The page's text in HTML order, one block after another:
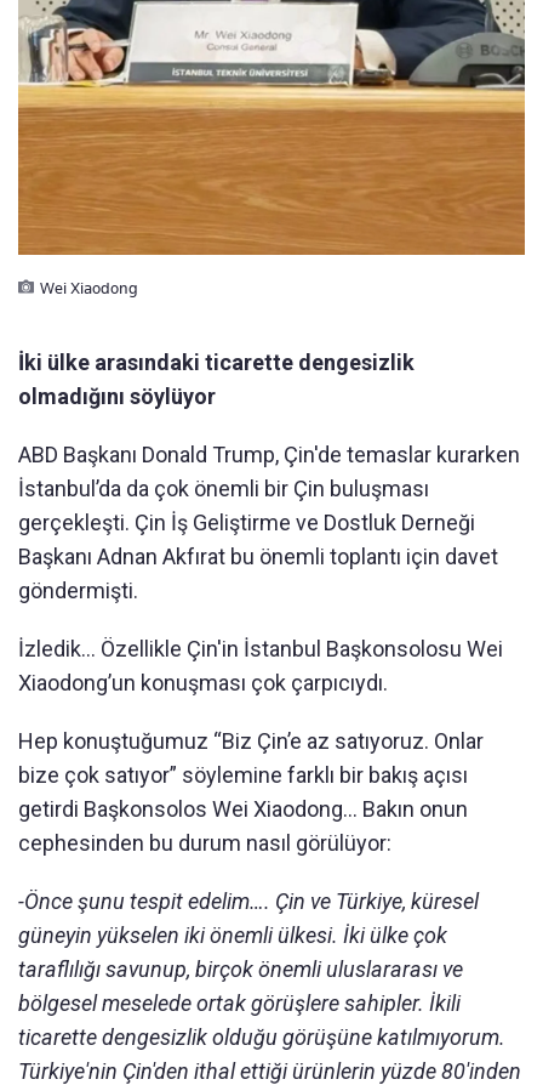
Wei Xiaodong
İki ülke arasındaki ticarette dengesizlik
olmadığını söylüyor
ABD Başkanı Donald Trump, Çin'de temaslar kurarken
İstanbul’da da çok önemli bir Çin buluşması
gerçekleşti. Çin İş Geliştirme ve Dostluk Derneği
Başkanı Adnan Akfırat bu önemli toplantı için davet
göndermişti.
İzledik… Özellikle Çin'in İstanbul Başkonsolosu Wei
Xiaodong’un konuşması çok çarpıcıydı.
Hep konuştuğumuz “Biz Çin’e az satıyoruz. Onlar
bize çok satıyor” söylemine farklı bir bakış açısı
getirdi Başkonsolos Wei Xiaodong… Bakın onun
cephesinden bu durum nasıl görülüyor:
-Önce şunu tespit edelim…. Çin ve Türkiye, küresel
güneyin yükselen iki önemli ülkesi. İki ülke çok
taraflılığı savunup, birçok önemli uluslararası ve
bölgesel meselede ortak görüşlere sahipler. İkili
ticarette dengesizlik olduğu görüşüne katılmıyorum.
Türkiye'nin Çin'den ithal ettiği ürünlerin yüzde 80'inden